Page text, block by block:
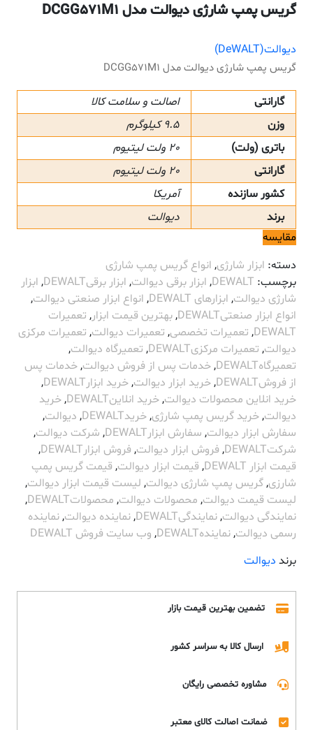
گریس پمپ شارژی دیوالت مدل DCGG571M1
دیوالت(DeWALT)
گریس پمپ شارژی دیوالت مدل DCGG571M1
گارانتی
اصالت و سلامت کالا
وزن
9.5 کیلوگرم
باتری (ولت)
20 ولت لیتیوم
گارانتی
20 ولت لیتیوم
کشور سازنده
آمریکا
برند
دیوالت
مقایسه
دسته: ابزار شارژی, انواع گریس پمپ شارژی
برچسب: DEWALT
, ابزار برقی دیوالت, ابزار برقیDEWALT , ابزار
شارژی دیوالت, ابزارهای DEWALT , انواع ابزار صنعتی دیوالت,
انواع ابزار صنعتیDEWALT
,بهترین قیمت ابزار, تعمیرات
DEWALT
, تعمیرات تخصصی, تعمیرات دیوالت, تعمیرات مرکزی
دیوالت, تعمیرات مرکزیDEWALT , تعمیرگاه دیوالت,
تعمیرگاهDEWALT
,خدمات پس از فروش دیوالت,خدمات پس
از فروشDEWALT
,خرید ابزار دیوالت,خرید ابزارDEWALT
,
خرید انلاین محصولات دیوالت,خرید انلاینDEWALT ,خرید
دیوالت,خرید گریس پمپ شارژی,خریدDEWALT , دیوالت,
سفارش ابزار دیوالت, سفارش ابزارDEWALT , شرکت دیوالت,
شرکتDEWALT
, فروش ابزار دیوالت, فروش ابزارDEWALT
,
قیمت ابزار DEWALT
, قیمت ابزار دیوالت, قیمت گریس پمپ
شارزی,گریس پمپ شارژی دیوالت, لیست قیمت ابزار دیوالت,
لیست قیمت دیوالت, محصولات دیوالت, محصولاتDEWALT
,
نمایندگی دیوالت,نمایندگیDEWALT ,نماینده دیوالت,نماینده
رسمی دیوالت,نمایندهDEWALT , وب سایت فروش DEWALT
برند دیوالت
تضمین بهترین قیمت بازار
ارسال کالا به سراسر کشور
مشاوره تخصصی رایگان
ضمانت اصالت کالای معتبر